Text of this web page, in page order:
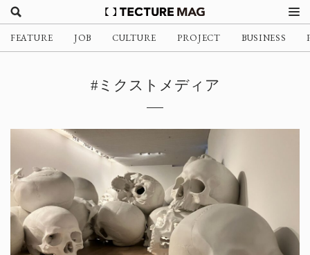
FEATURE JOB CULTURE PROJECT BUSINESS
#ミクストメディア